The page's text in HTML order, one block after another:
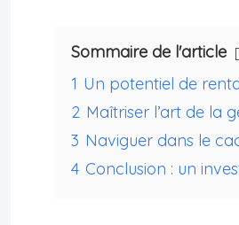
Sommaire de l'article
1 Un potentiel de
2 Maîtriser l’art de la
3 Naviguer dans le
4 Conclusion : un